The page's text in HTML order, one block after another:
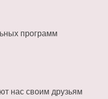
программ
нас своим друзьям